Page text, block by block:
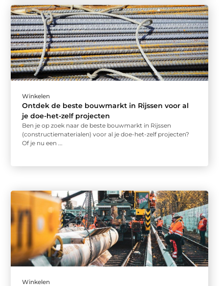
Winkelen
Ontdek de beste bouwmarkt in Rijssen voor al
je doe-het-zelf projecten
Ben je op zoek naar de beste bouwmarkt in Rijssen
(constructiematerialen) voor al je doe-het-zelf projecten?
Of je nu een ...
Winkelen